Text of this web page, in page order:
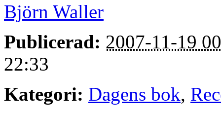
Björn Waller
Publicerad: 2007-11-19
22:33
Kategori: Dagens bok,